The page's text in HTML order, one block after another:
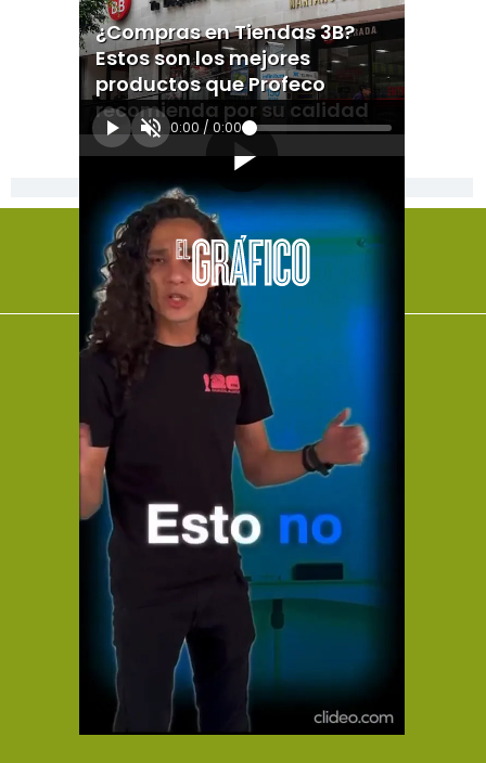
¿Compras en Tiendas 3B?
Estos son los mejores
productos que Profeco
recomienda por su calidad
0:00 / 0:00
[Publicidad]
El Universal
Vive USA
Clase
De 10 sports
DeDinero
Confabulario
Aviso Oportuno
Consultas